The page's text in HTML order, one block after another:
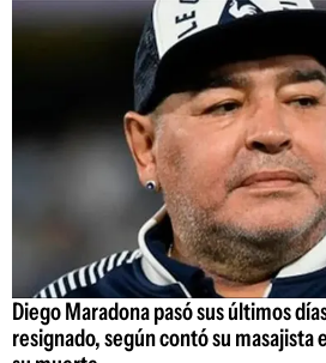
Diego Maradona pasó sus últimos
resignado, según contó su masajista